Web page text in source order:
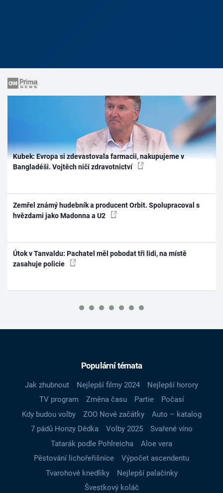
Kubek: Evropa si zdevastovala farmacii, nakupujeme v
Bangladéši. Vojtěch ničí zdravotnictví
Zemřel známý hudebník a producent Orbit. Spolupracoval s
hvězdami jako Madonna a U2
Útok v Tanvaldu: Pachatel měl pobodat tři lidi, na místě
zasahuje policie
Populární témata
Jak zhubnout Nejlepší filmy 2024
Nejlepší horory
TV program
Změna času Partie
Počasí
Kdy budou volby
ZOO Nové začátky
Auto – katalog
7 pádů Honzy Dědka
Volby 2025
Svařené víno
Tatarák podle Pohlreicha
Aloe vera
Pěstování lichořeřišnice
Výpočet ascendentu
Tvarohové knedlíky
Nejlepší palačinky
Švestkový koláč